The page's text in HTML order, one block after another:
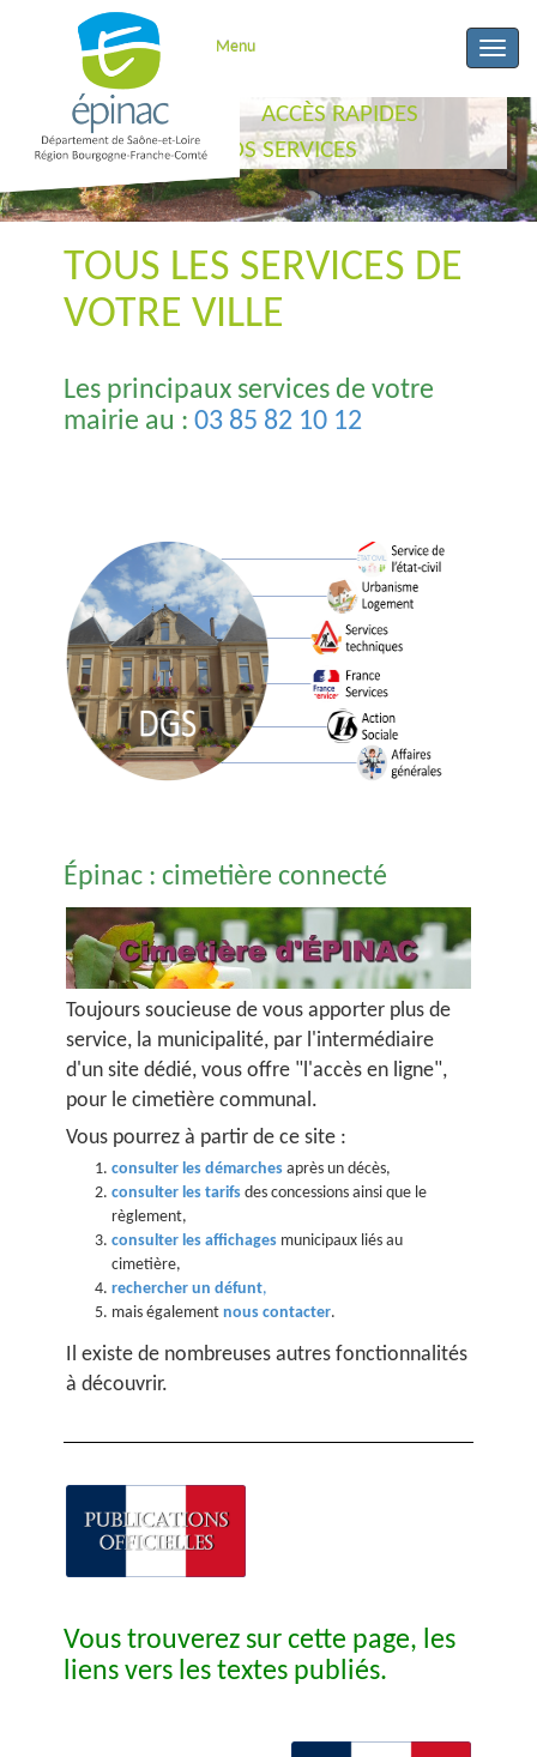
Toggle
Menu
ACCUEIL
ACCÈS RAPIDES
VOS SERVICES
TOUS LES SERVICES DE
VOTRE VILLE
Les principaux services de votre
mairie au :03 85 82 10 12
Épinac : cimetière connecté
Toujours soucieuse de vous apporter plus de
service, la municipalité, par l'intermédiaire
d'un site dédié, vous offre "l'accès en ligne",
pour le cimetière communal.
​Vous pourrez à partir de ce site :
consulter les démarches après un décès,
consulter les tarifs des concessions ainsi que le
règlement,
consulter les affichages municipaux liés au
cimetière,
rechercher un défunt,
mais égalementnous contacter.
Il existe de nombreuses autres fonctionnalités
à découvrir.
Vous trouverez sur cette page, les
liens vers les textes publiés.